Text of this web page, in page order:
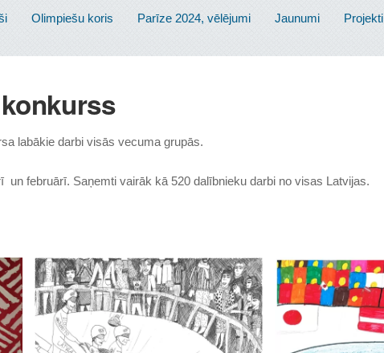
Olimpiešu koris Parīze 2024, vēlējumi Jaunumi Projekti
labākie darbi visās vecuma grupās.
un februārī. Saņemti vairāk kā 520 dalībnieku darbi no visas Latvijas.